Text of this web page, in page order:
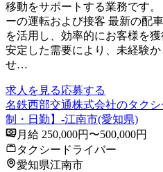
移動をサポートする業務です
ーの運転および接客 最新の配
を活用し、効率的にお客様を
安定した需要により、未経験
せ…
求人を見る応募する
名鉄西部交通株式会社のタク
制・日勤】-江南市(愛知県)
月給 250,000円〜500,000円
タクシードライバー
愛知県江南市